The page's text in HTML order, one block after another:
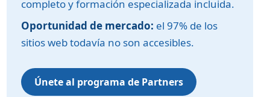
completo y formación especializada incluida.
Oportunidad de mercado: el 97% de los
sitios web todavía no son accesibles.
Únete al programa de Partners